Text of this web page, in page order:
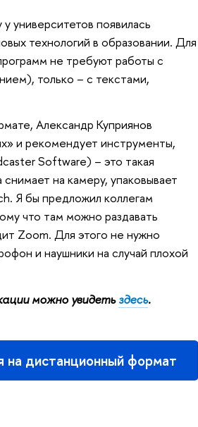
университетов появилась
технологий в образовании. Для
не требуют работы с
только – с текстами,
Александр Куприянов
и рекомендует инструменты,
Software) – это такая
на камеру, упаковывает
Я бы предложил коллегам
что там можно раздавать
Zoom. Для этого не нужно
и наушники на случай плохой
можно увидетьздесь.
на дистанционный формат